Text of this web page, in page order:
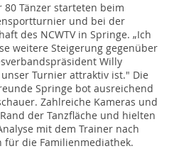
80 Tänzer starteten beim
und bei der
des NCWTV in Springe. „Ich
weitere Steigerung gegenüber
Willy
unser Turnier attraktiv ist." Die
Springe bot ausreichend
Zahlreiche Kameras und
der Tanzfläche und hielten
mit dem Trainer nach
die Familienmediathek.